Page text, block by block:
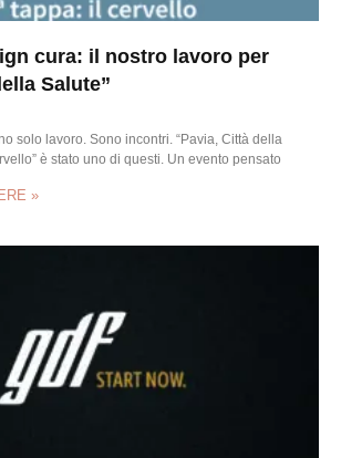
cura: il nostro lavoro per
Salute”
solo lavoro. Sono incontri. “Pavia, Città della
è stato uno di questi. Un evento pensato
»